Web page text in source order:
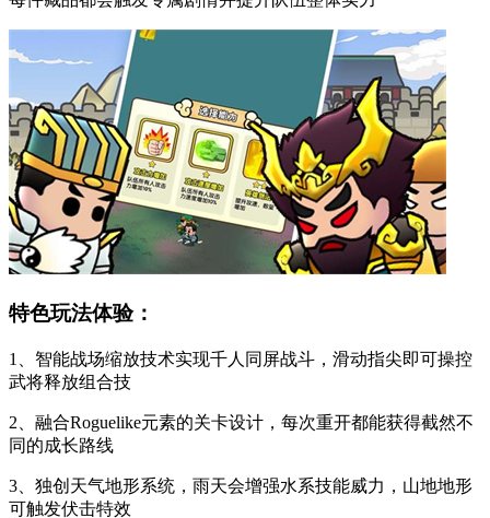
特色玩法体验：
1、智能战场缩放技术实现千人同屏战斗，滑动指尖即可操控
武将释放组合技
2、融合Roguelike元素的关卡设计，每次重开都能获得截然不
同的成长路线
3、独创天气地形系统，雨天会增强水系技能威力，山地地形
可触发伏击特效